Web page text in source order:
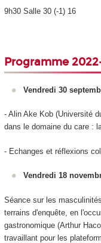
9h30 Salle 30 (-1) 16
Programme
Vendredi 30
- Alin Ake Kob (Université
dans le domaine du care :
- Echanges et réflexions
Vendredi 18
Séance sur les
terrains d'enquête, en
gastronomique (Arthur
travaillant pour les